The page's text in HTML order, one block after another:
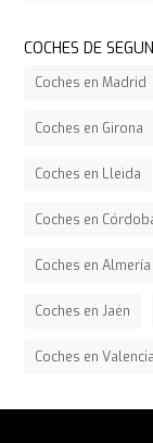
COCHES DE
Coches en Madrid
Coches en Girona
Coches en Lleida
Coches en
Coches en Almería
Coches en Jaén
Coches en Valencia